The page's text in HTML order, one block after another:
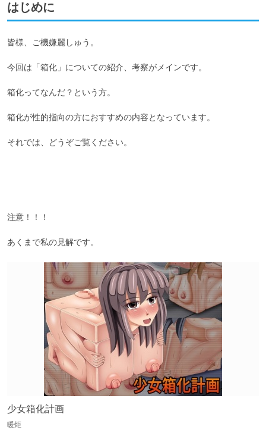
はじめに
皆様、ご機嫌麗しゅう。
今回は「箱化」についての紹介、考察がメインです。
箱化ってなんだ？という方。
箱化が性的指向の方におすすめの内容となっています。
それでは、どうぞご覧ください。
注意！！！
あくまで私の見解です。
少女箱化計画
暖炬